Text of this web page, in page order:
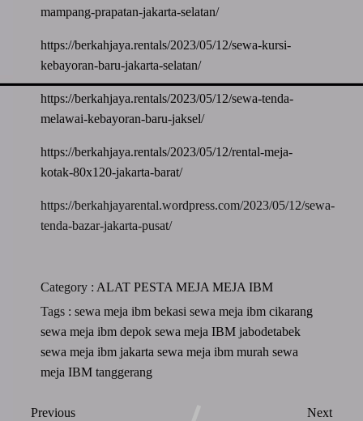
mampang-prapatan-jakarta-selatan/
https://berkahjaya.rentals/2023/05/12/sewa-kursi-
kebayoran-baru-jakarta-selatan/
https://berkahjaya.rentals/2023/05/12/sewa-tenda-
melawai-kebayoran-baru-jaksel/
https://berkahjaya.rentals/2023/05/12/rental-meja-
kotak-80x120-jakarta-barat/
https://berkahjayarental.wordpress.com/2023/05/12/sewa-
tenda-bazar-jakarta-pusat/
Category : ALAT PESTAMEJAMEJA IBM
Tags : sewa meja ibm bekasisewa meja ibm cikarang
sewa meja ibm depoksewa meja IBM jabodetabek
sewa meja ibm jakartasewa meja ibm murahsewa
meja IBM tanggerang
Previous
Next